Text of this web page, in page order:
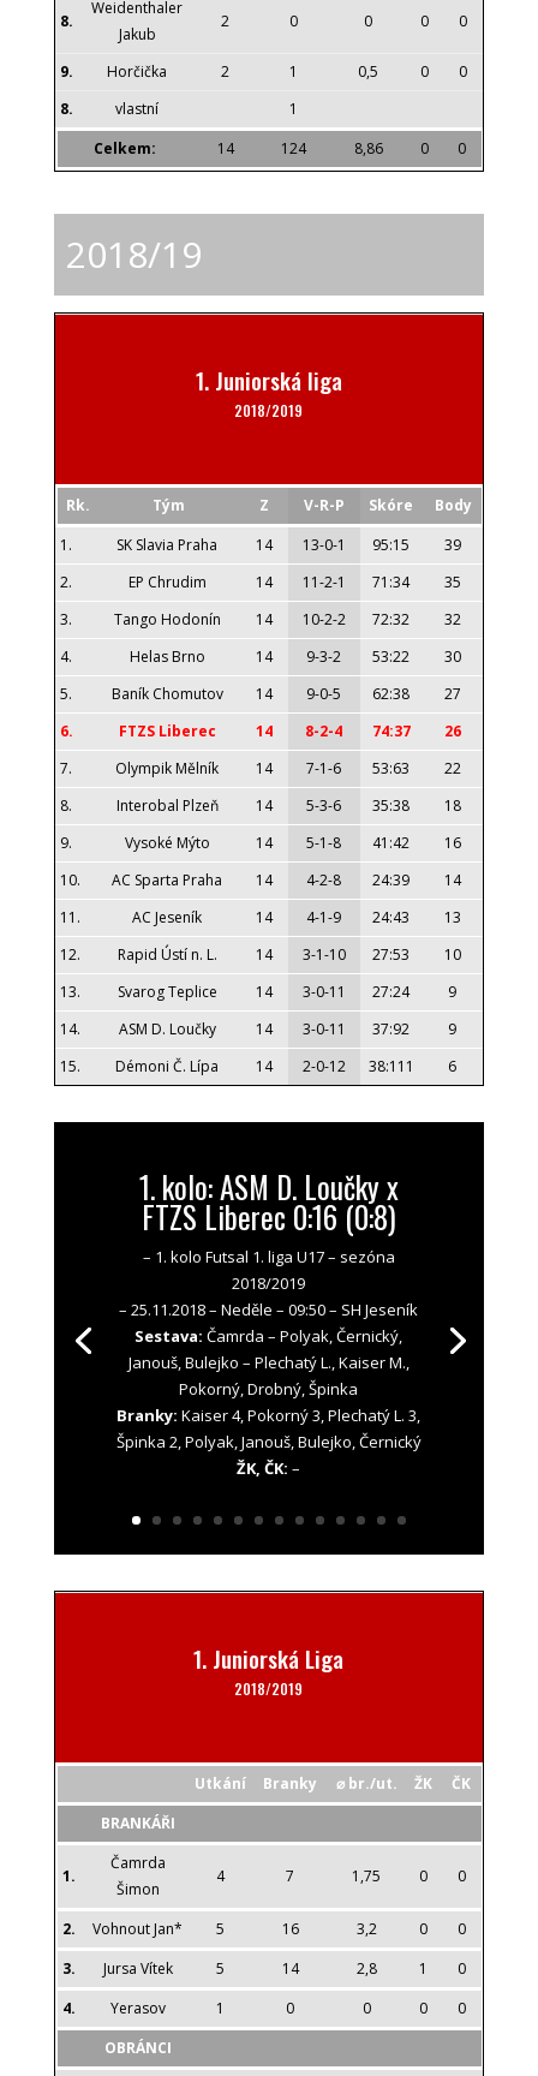
8.
Weidenthaler
Jakub
2 0 0 0 0
9. Horčička 2 1 0,5 0
0
8.
vlastní
1
Celkem:
14 124 8,86 0 0
2018/19
1. Juniorská liga
2018/2019
Rk. Tým Z V-R-P Skóre
Body
1.
SK Slavia Praha 14 13-0-1 95:15
39
2.
EP Chrudim 14 11-2-1 71:34
35
3.
Tango Hodonín 14 10-2-2 72:32
32
4.
Helas Brno 14 9-3-2 53:22
30
5.
Baník Chomutov 14 9-0-5 62:38
27
6.
FTZS Liberec 14 8-2-4 74:37
26
7.
Olympik Mělník 14 7-1-6 53:63
22
8.
Interobal Plzeň 14 5-3-6 35:38
18
9.
Vysoké Mýto 14 5-1-8 41:42
16
10.
AC Sparta Praha 14 4-2-8 24:39
14
11.
AC Jeseník 14 4-1-9 24:43
13
12.
Rapid Ústí n. L. 14 3-1-10 27:53
10
13.
Svarog Teplice 14 3-0-11 27:24
9
14.
ASM D. Loučky 14 3-0-11 37:92
9
15.
Démoni Č. Lípa 14 2-0-12 38:111 6
1. kolo: ASM D. Loučky x
FTZS Liberec 0:16 (0:8)
– 1. kolo Futsal 1. liga U17 – sezóna
2018/2019
– 25.11.2018 – Neděle – 09:50 – SH Jeseník
Sestava:Čamrda – Polyak, Černický,
Janouš, Bulejko – Plechatý L., Kaiser M.,
Pokorný, Drobný, Špinka
Branky: Kaiser 4, Pokorný 3, Plechatý L. 3,
Špinka 2, Polyak, Janouš, Bulejko, Černický
ŽK, ČK:–
1. Juniorská Liga
2018/2019
Utkání Branky ⌀br./ut. ŽK
ČK
BRANKÁŘI
1.
Čamrda
Šimon
4 7 1,75 0 0
2. Vohnout Jan* 5 16 3,2 0
0
3.
Jursa Vítek 5 14 2,8 1
0
4.
Yerasov 1 0 0 0
0
OBRÁNCI